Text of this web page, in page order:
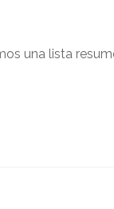
una lista